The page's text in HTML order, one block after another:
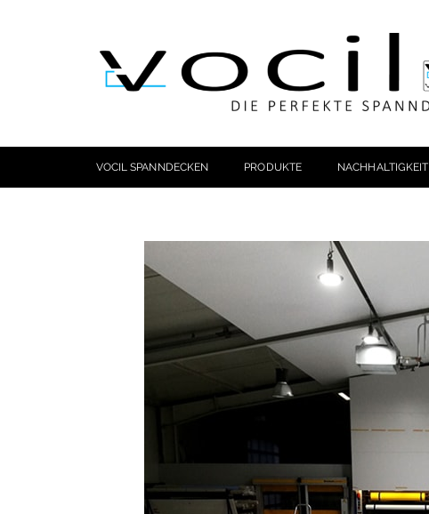
VOCIL SPANNDECKEN PRODUKTE NACHHALTIGKEIT